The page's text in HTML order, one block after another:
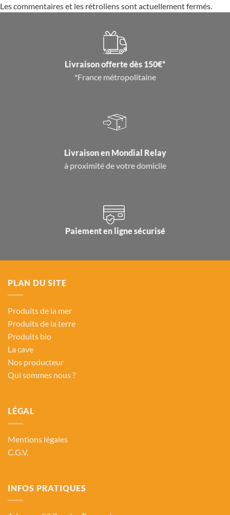
Les commentaires et les rétroliens sont actuellement fermés.
Livraison offerte dès 150€*
*France métropolitaine
Livraison en Mondial Relay
à proximité de votre domicile
Paiement en ligne sécurisé
PLAN DU SITE
Produits de la mer
Produits de la terre
Produits bio
La cave
Nos producteur
Qui sommes nous ?
LÉGAL
Mentions légales
C.G.V.
INFOS PRATIQUES